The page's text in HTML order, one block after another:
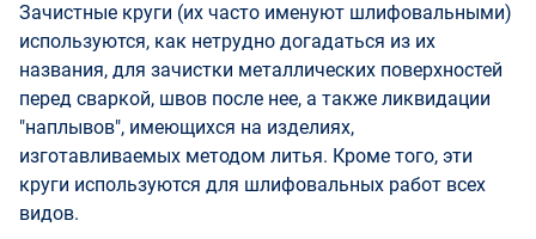
Зачистные круги (их часто именуют шлифовальными)
используются, как нетрудно догадаться из их
названия, для зачистки металлических поверхностей
перед сваркой, швов после нее, а также ликвидации
"наплывов", имеющихся на изделиях,
изготавливаемых методом литья. Кроме того, эти
круги используются для шлифовальных работ всех
видов.